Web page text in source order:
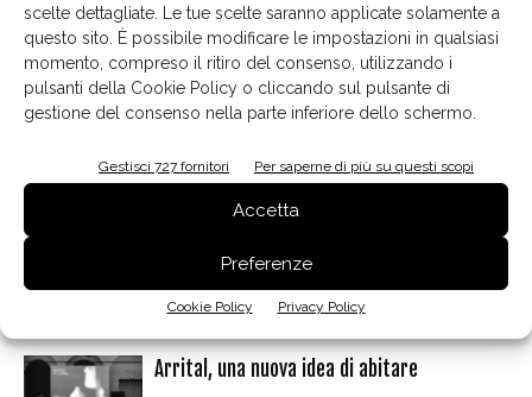
scelte dettagliate. Le tue scelte saranno applicate solamente a
questo sito. È possibile modificare le impostazioni in qualsiasi
momento, compreso il ritiro del consenso, utilizzando i
pulsanti della Cookie Policy o cliccando sul pulsante di
gestione del consenso nella parte inferiore dello schermo.
Gestisci 727 fornitori Per saperne di più su questi scopi
Accetta
Preferenze
Cookie Policy Privacy Policy
Facebook Twitter Pinterest
Baolab esplora la materia
Arrital, una nuova idea di abitare